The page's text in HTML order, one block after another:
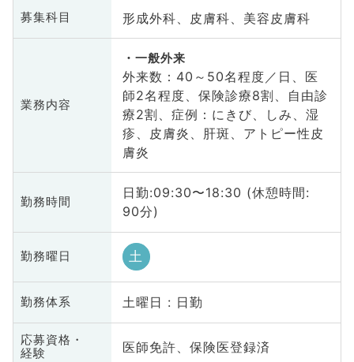
募集科目 形成外科、皮膚科、美容皮膚科
業務内容
一般外来
外来数：40～50名程度／日、医
師2名程度、保険診療8割、自由診
療2割、症例：にきび、しみ、湿
疹、皮膚炎、肝斑、アトピー性皮
膚炎
勤務時間
日勤:09:30〜18:30 (休憩時間:
90分)
勤務曜日 土
勤務体系 土曜日 : 日勤
応募資格・
経験
医師免許、保険医登録済